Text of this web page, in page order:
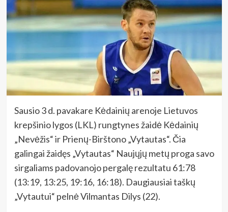
Sausio 3 d. pavakare Kėdainių arenoje Lietuvos
krepšinio lygos (LKL) rungtynes žaidė Kėdainių
„Nevėžis“ ir Prienų-Birštono „Vytautas“. Čia
galingai žaidęs „Vytautas“ Naujųjų metų proga savo
sirgaliams padovanojo pergalę rezultatu 61:78
(13:19, 13:25, 19:16, 16:18). Daugiausiai taškų
„Vytautui“ pelnė Vilmantas Dilys (22).